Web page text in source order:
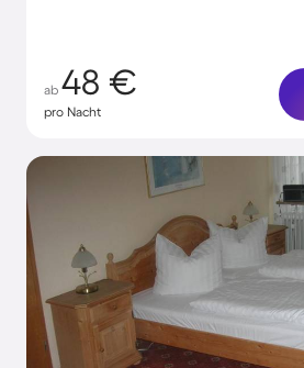
ab 48 €
pro Nacht